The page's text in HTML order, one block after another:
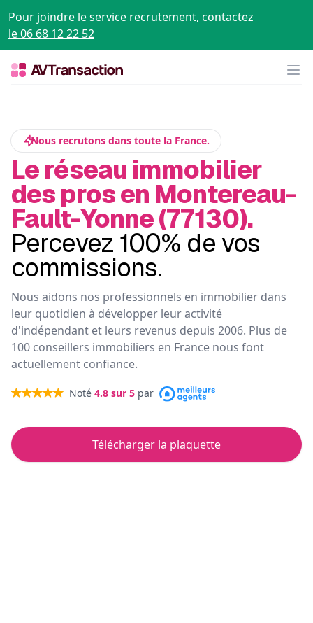
Pour joindre le service recrutement, contactez
le 06 68 12 22 52
Nous recrutons dans toute la France.
Le réseau immobilier
des pros en Montereau-
Fault-Yonne (77130).
Percevez 100% de vos
commissions.
Nous aidons nos professionnels en immobilier dans
leur quotidien à développer leur activité
d'indépendant et leurs revenus depuis 2006. Plus de
100 conseillers immobiliers en France nous font
actuellement confiance.
Noté 4.8 sur 5 par
Télécharger la plaquette